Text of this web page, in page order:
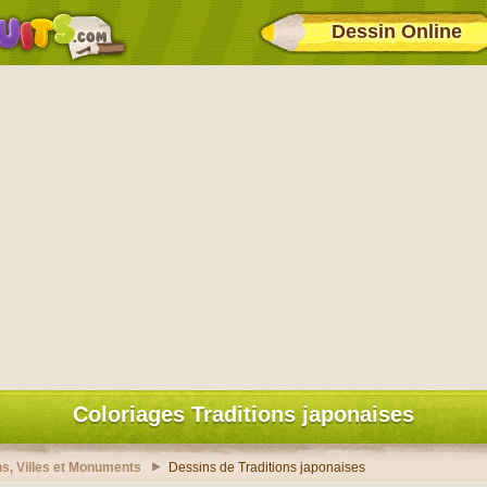
Dessin Online
Coloriages Traditions japonaises
Villes et Monuments Dessins de Traditions japonaises